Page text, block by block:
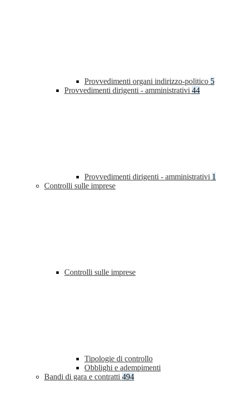
Provvedimenti organi indirizzo-politico 5
Provvedimenti dirigenti - amministrativi 44
Provvedimenti dirigenti - amministrativi 1
Controlli sulle imprese
Controlli sulle imprese
Tipologie di controllo
Obblighi e adempimenti
Bandi di gara e contratti 494